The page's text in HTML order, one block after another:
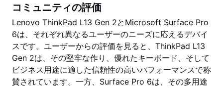
コミュニティの評価
Lenovo ThinkPad L13 Gen 2とMicrosoft Surface Pro
6は、それぞれ異なるユーザーのニーズに応えるデバイ
スです。ユーザーからの評価を見ると、ThinkPad L13
Gen 2は、その堅牢な作り、優れたキーボード、そして
ビジネス用途に適した信頼性の高いパフォーマンスで称
賛されています。一方、Surface Pro 6は、その多用途